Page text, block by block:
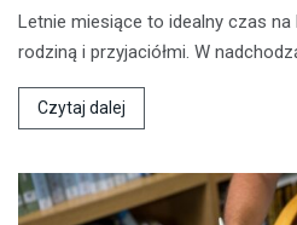
Letnie miesiące to idealny czas
rodziną i przyjaciółmi. W
Czytaj dalej